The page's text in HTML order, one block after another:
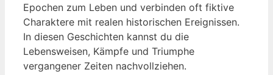
Epochen zum Leben und verbinden oft fiktive
Charaktere mit realen historischen Ereignissen.
In diesen Geschichten kannst du die
Lebensweisen, Kämpfe und Triumphe
vergangener Zeiten nachvollziehen.